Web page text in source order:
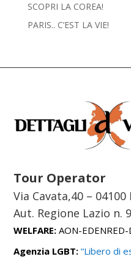
SCOPRI LA COREA!
PARIS.. C’EST LA VIE!
Tour Operator
Via Cavata,40 – 04100
Aut. Regione Lazio n.
WELFARE: AON-EDENRED-
Agenzia LGBT: “Libero di